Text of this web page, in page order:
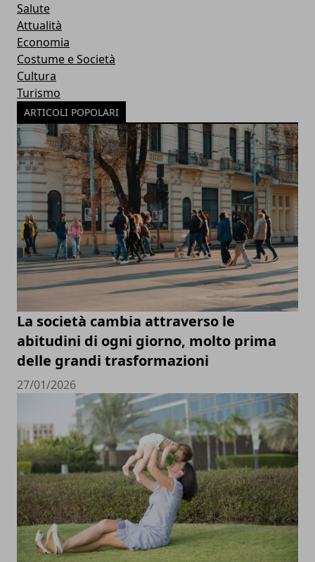
Salute
Attualità
Economia
Costume e Società
Cultura
Turismo
ARTICOLI POPOLARI
La società cambia attraverso le
abitudini di ogni giorno, molto prima
delle grandi trasformazioni
27/01/2026